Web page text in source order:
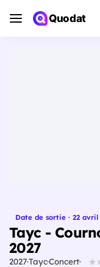
Quodat
Date de sortie · 22 avril
Tayc -
2027
2027TaycConcert